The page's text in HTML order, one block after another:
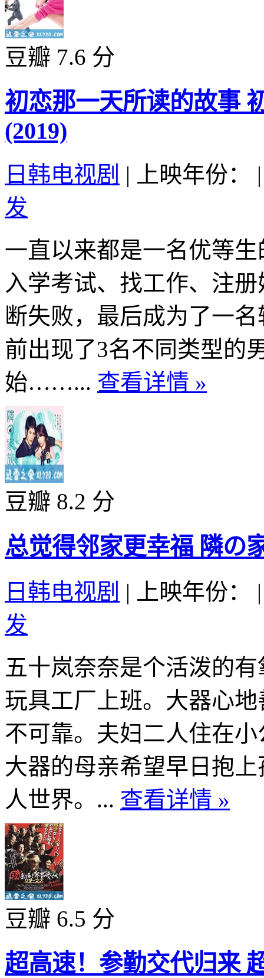
豆瓣 7.6 分
初恋那一天所读的故事
(2019)
日韩电视剧 | 上映年份：
|
发
一直以来都是一名优等
入学考试、找工作、注
断失败，最后成为了一
前出现了3名不同类型的
始……... 查看详情 »
豆瓣 8.2 分
总觉得邻家更幸福 隣の
日韩电视剧 | 上映年份：
|
发
五十岚奈奈是个活泼的
玩具工厂上班。大器心
不可靠。夫妇二人住在
大器的母亲希望早日抱
人世界。... 查看详情 »
豆瓣 6.5 分
超高速！参勤交代归来